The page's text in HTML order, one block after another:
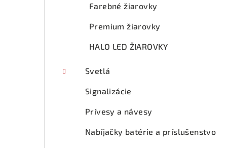
Farebné žiarovky
Premium žiarovky
HALO LED ŽIAROVKY
Svetlá
Signalizácie
Prívesy a návesy
Nabíjačky batérie a príslušenstvo